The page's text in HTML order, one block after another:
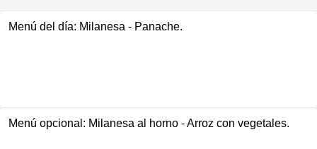
Menú del día: Milanesa - Panache.
Menú opcional: Milanesa al horno - Arroz con vegetales.